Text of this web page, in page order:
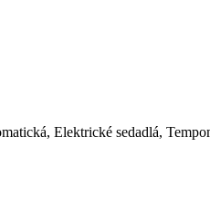
Elektrické sedadlá,